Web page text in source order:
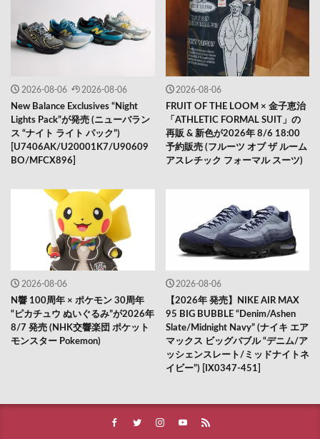
2026-08-06 2026-08-06
New Balance Exclusives “Night
Lights Pack”が発売 (ニューバラン
ス “ナイト ライト パック”)
[U7406AK/U20001K7/U90609
BO/MFCX896]
2026-08-06
FRUIT OF THE LOOM × 金子恵治
「ATHLETIC FORMAL SUIT」の
再販 & 新色が2026年 8/6 18:00
予約販売 (フルーツ オブ ザ ルーム
アスレチック フォーマル スーツ)
2026-08-06
N響 100周年 × ポケモン 30周年
“ピカチュウ ぬいぐるみ”が2026年
8/7 発売 (NHK交響楽団 ポケット
モンスター Pokemon)
2026-08-06
【2026年 発売】NIKE AIR MAX
95 BIG BUBBLE “Denim/Ashen
Slate/Midnight Navy” (ナイキ エア
マックス ビッグバブル “デニム/ア
ッシェンスレート/ミッドナイトネ
イビー”) [IX0347-451]